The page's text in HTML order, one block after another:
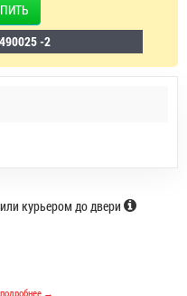
-2
курьером до двери
подробнее →